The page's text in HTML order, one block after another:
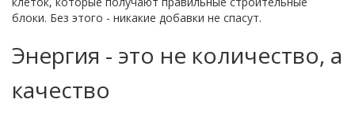
блоки. Без этого - никакие добавки не спасут.
Энергия - это не количество, а
качество